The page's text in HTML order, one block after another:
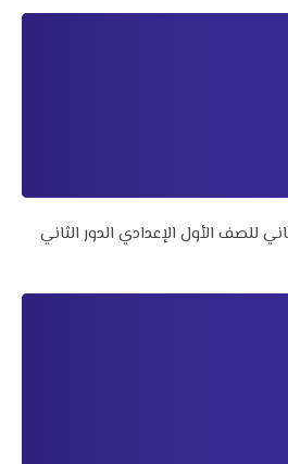
للصف الأول الإعدادي الدور الثاني